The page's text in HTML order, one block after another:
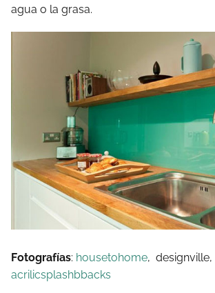
agua o la grasa.
Fotografías: housetohome, designville,
acrilicsplashbbacks